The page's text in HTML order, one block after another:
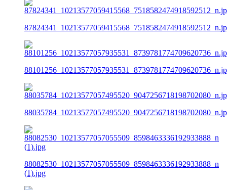
88082530_10213577057055509_8598463336192933888_n
(1).jpg